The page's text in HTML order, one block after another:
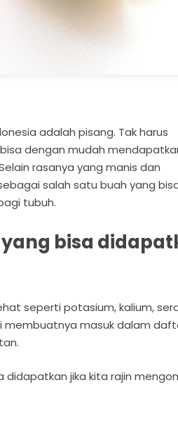
adalah pisang. Tak harus
dengan mudah
rasanya yang manis dan
salah satu buah yang
tubuh.
bisa
seperti potasium, kalium,
membuatnya masuk dalam
jika kita rajin